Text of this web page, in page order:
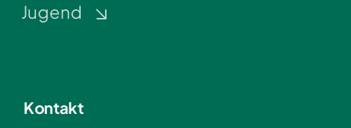
Jugend
Kontakt